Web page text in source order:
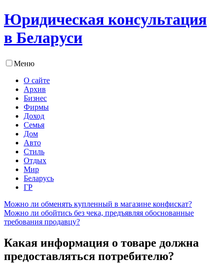
Юридическая консультация
в Беларуси
Меню
О сайте
Архив
Бизнес
Фирмы
Доход
Семья
Дом
Авто
Стиль
Отдых
Мир
Беларусь
ГР
Можно ли обменять купленный в магазине конфискат?
Можно ли обойтись без чека, предъявляя обоснованные
требования продавцу?
Какая информация о товаре должна
предоставляться потребителю?